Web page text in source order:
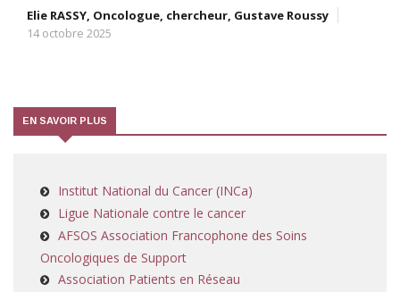
Elie RASSY, Oncologue, chercheur, Gustave Roussy
14 octobre 2025
EN SAVOIR PLUS
Institut National du Cancer (INCa)
Ligue Nationale contre le cancer
AFSOS Association Francophone des Soins
Oncologiques de Support
Association Patients en Réseau